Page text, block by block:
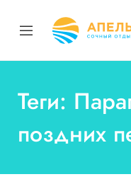
Теги:
поздних